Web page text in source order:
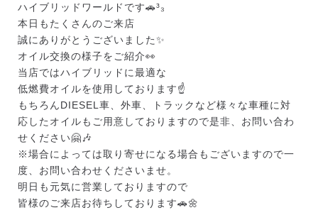
ハイブリッドワールドです🚗³₃
本日もたくさんのご来店
誠にありがとうございました✨️
オイル交換の様子をご紹介👀
当店ではハイブリッドに最適な
低燃費オイルを使用しております☝️
もちろんDIESEL車、外車、トラックなど様々な車種に対
応したオイルもご用意しておりますので是非、お問い合わ
せください🤗🎶
※場合によっては取り寄せになる場合もございますので一
度、お問い合わせくださいませ。
明日も元気に営業しておりますので
皆様のご来店お待ちしております🚗🌼